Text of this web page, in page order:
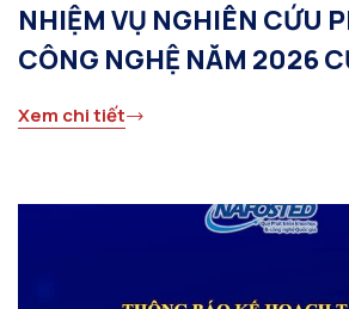
NHIỆM VỤ NGHIÊN CỨU
CÔNG NGHỆ NĂM 2026
NAFOSTED
Xem chi tiết